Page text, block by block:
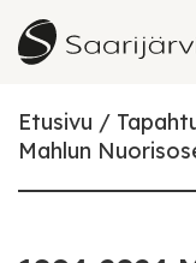
Skip to content
Etusivu
Mahlun